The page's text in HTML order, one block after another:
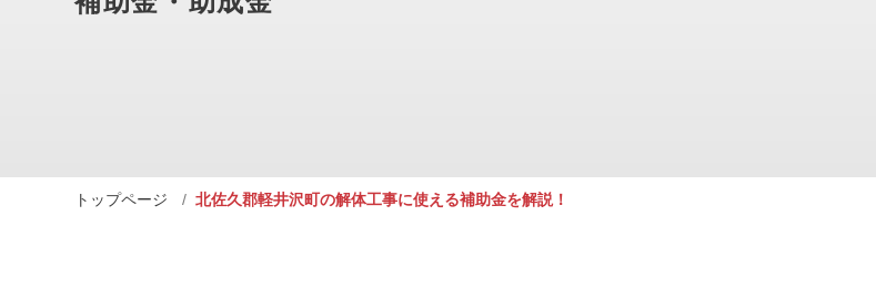
トップページ 北佐久郡軽井沢町の解体工事に使える補助金を解説！